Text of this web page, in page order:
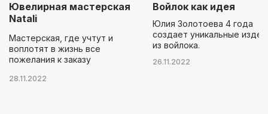
Ювелирная мастерская
Natali
Мастерская, где учтут и
воплотят в жизнь все
пожелания к заказу
28.11.2022
Войлок как идея
Юлия Золотоева 4 года
создает уникальные
из войлока.
26.11.2022